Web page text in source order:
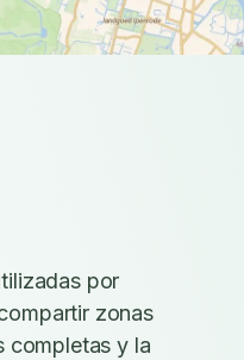
por
zonas
completas y la